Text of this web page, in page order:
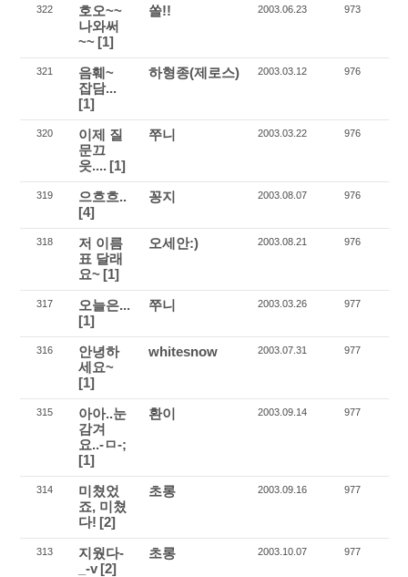
322
호오~~
나와써
~~ [1]
쏠!! 2003.06.23 973
321
음훼~
잡담...
[1]
하형종(제로스) 2003.03.12 976
320
이제 질
문끄
읏.... [1]
쭈니 2003.03.22 976
319
으흐흐..
[4]
꽁지 2003.08.07 976
318
저 이름
표 달래
요~ [1]
오세안:) 2003.08.21 976
317
오늘은...
[1]
쭈니 2003.03.26 977
316
안녕하
세요~
[1]
whitesnow 2003.07.31 977
315
아아..눈
감겨
요..-ㅁ-;
[1]
환이 2003.09.14 977
314
미쳤었
죠, 미쳤
다! [2]
초롱 2003.09.16 977
313
지웠다-
_-v [2]
초롱 2003.10.07 977